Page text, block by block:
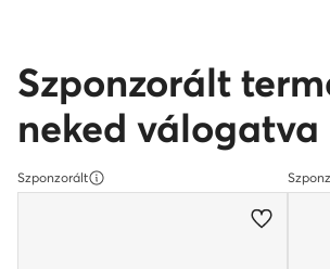
Szponzorált
neked válogatva
Szponzorált